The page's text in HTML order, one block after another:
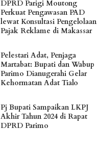
DPRD Parigi Moutong
Perkuat Pengawasan PAD
lewat Konsultasi Pengelolaan
Pajak Reklame di Makassar
Pelestari Adat, Penjaga
Martabat: Bupati dan Wabup
Parimo Dianugerahi Gelar
Kehormatan Adat Tialo
Pj Bupati Sampaikan LKPJ
Akhir Tahun 2024 di Rapat
DPRD Parimo